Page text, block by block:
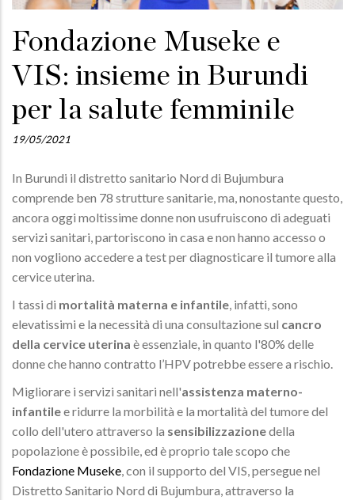
Fondazione Museke e
VIS: insieme in Burundi
per la salute femminile
19/05/2021
In Burundi il distretto sanitario Nord di Bujumbura
comprende ben 78 strutture sanitarie, ma, nonostante questo,
ancora oggi moltissime donne non usufruiscono di adeguati
servizi sanitari, partoriscono in casa e non hanno accesso o
non vogliono accedere a test per diagnosticare il tumore alla
cervice uterina.
I tassi di mortalità materna e infantile , infatti, sono
elevatissimi e la necessità di una consultazione sul cancro
della cervice uterina è essenziale, in quanto l'80% delle
donne che hanno contratto l’HPV potrebbe essere a rischio.
Migliorare i servizi sanitari nell'assistenza materno-
infantilee ridurre la morbilità e la mortalità del tumore del
collo dell'utero attraverso la sensibilizzazionedella
popolazione è possibile, ed è proprio tale scopo che
Fondazione Museke , con il supporto del VIS, persegue nel
Distretto Sanitario Nord di Bujumbura, attraverso la